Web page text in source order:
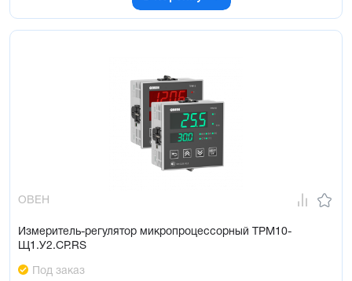
ОВЕН
Измеритель-регулятор микропроцессорный ТРМ10-
Щ1.У2.СР.RS
Под заказ